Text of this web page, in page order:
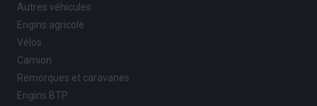
Autres véhicules
Engins agricole
Vélos
Camion
Remorques et caravanes
Engins BTP